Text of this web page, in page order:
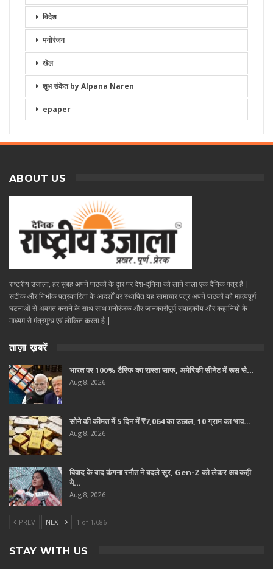
विदेश
मनोरंजन
खेल
शुभ संकेत by Alpana Naren
epaper
ABOUT US
राष्ट्रीय उजाला, हर सुबह अपने पाठकों के दॄार पर देश-दुनिया को लाने वाला एक दैनिक पत्र है |
सटीक और निभींक पत्रकारिता के आदर्शों पर स्थापित यह सामाचार पत्र अपने पाठकों को महत्वपूर्ण
घटनाओं से अवगत कराने के साथ साथ मनोरंजक और जानकारीपूर्ण संपादकीय और कहानियों के
माध्यम से मंत्रमुग्ध एवं लोकित करता है |
ताज़ा ख़बरें
भारत पर 100% टैरिफ का रास्ता साफ, अमेरिकी सीनेट में रूस से…
Aug 8, 2026
सोने की कीमत में 5 दिन में ₹7,064 का उछाल, 10 ग्राम का भाव…
Aug 8, 2026
विवाद के बाद कंगना रनौत ने बदले सुर, Gen-Z को लेकर अब कही
ये…
Aug 8, 2026
PREV NEXT 1 of 1,686
STAY WITH US